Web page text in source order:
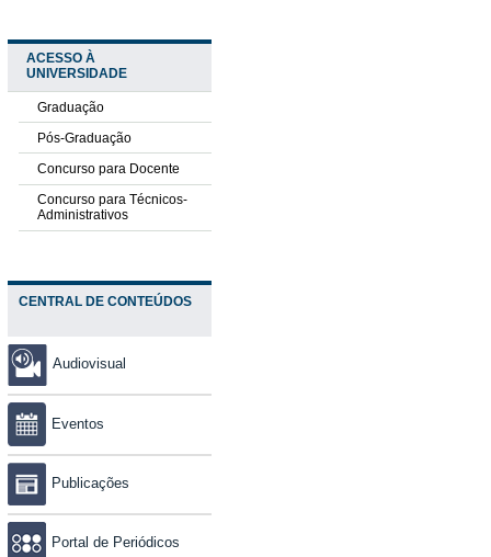
ACESSO À
UNIVERSIDADE
Graduação
Pós-Graduação
Concurso para Docente
Concurso para Técnicos-
Administrativos
CENTRAL DE CONTEÚDOS
Audiovisual
Eventos
Publicações
Portal de Periódicos